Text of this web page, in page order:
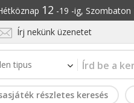
12 -19 -ig, Szombaton
Írj nekünk üzenetet
részletes keresés